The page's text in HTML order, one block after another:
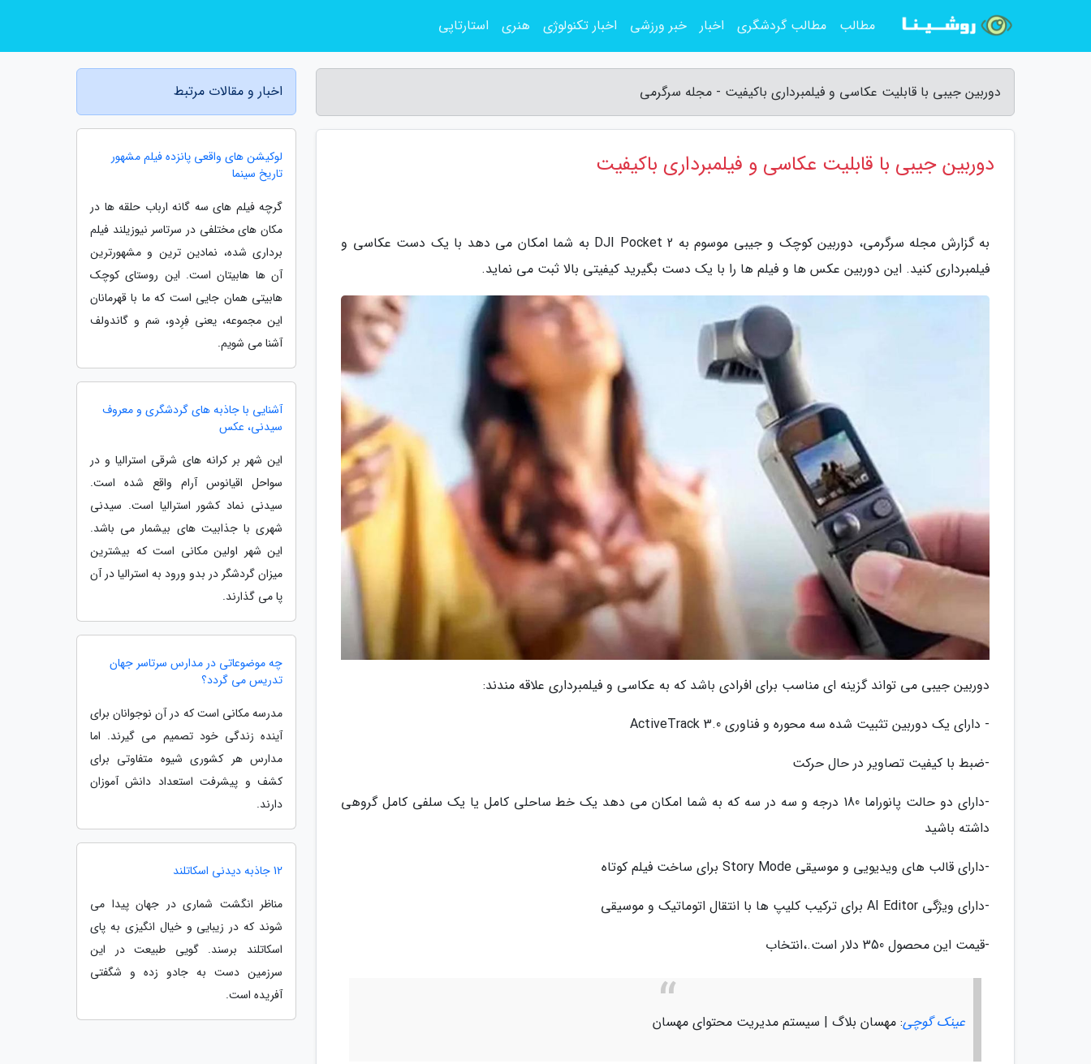
دوربین جیبی با قابلیت عکاسی و فیلمبرداری باکیفیت - مجله سرگرمی
دوربین جیبی با قابلیت عکاسی و فیلمبرداری باکیفیت
به گزارش مجله سرگرمی، دوربین کوچک و جیبی موسوم به DJI Pocket 2 به شما امکان می دهد با یک دست عکاسی و
فیلمبرداری کنید. این دوربین عکس ها و فیلم ها را با یک دست بگیرید کیفیتی بالا ثبت می نماید.
دوربین جیبی می تواند گزینه ای مناسب برای افرادی باشد که به عکاسی و فیلمبرداری علاقه مندند:
- دارای یک دوربین تثبیت شده سه محوره و فناوری ActiveTrack 3.0
-ضبط با کیفیت تصاویر در حال حرکت
-دارای دو حالت پانوراما 180 درجه و سه در سه که به شما امکان می دهد یک خط ساحلی کامل یا یک سلفی کامل گروهی
داشته باشید
-دارای قالب های ویدیویی و موسیقی Story Mode برای ساخت فیلم کوتاه
-دارای ویژگی AI Editor برای ترکیب کلیپ ها با انتقال اتوماتیک و موسیقی
-قیمت این محصول 350 دلار است.،انتخاب
عینک گوچی: مهسان بلاگ | سیستم مدیریت محتوای مهسان
اخبار و مقالات مرتبط
لوکیشن های واقعی پانزده فیلم مشهور
تاریخ سینما
گرچه فیلم های سه گانه ارباب حلقه ها در
مکان های مختلفی در سرتاسر نیوزیلند فیلم
برداری شده، نمادین ترین و مشهورترین
آن ها هابیتان است. این روستای کوچک
هابیتی همان جایی است که ما با قهرمانان
این مجموعه، یعنی فِرِدو، سَم و گاندولف
آشنا می شویم.
آشنایی با جاذبه های گردشگری و معروف
سیدنی، عکس
این شهر بر کرانه های شرقی استرالیا و در
سواحل اقیانوس آرام واقع شده است.
سیدنی نماد کشور استرالیا است. سیدنی
شهری با جذابیت های بیشمار می باشد.
این شهر اولین مکانی است که بیشترین
میزان گردشگر در بدو ورود به استرالیا در آن
پا می گذارند.
چه موضوعاتی در مدارس سرتاسر جهان
تدریس می گردد؟
مدرسه مکانی است که در آن نوجوانان برای
آینده زندگی خود تصمیم می گیرند. اما
مدارس هر کشوری شیوه متفاوتی برای
کشف و پیشرفت استعداد دانش آموزان
دارند.
12 جاذبه دیدنی اسکاتلند
مناظر انگشت شماری در جهان پیدا می
شوند که در زیبایی و خیال انگیزی به پای
اسکاتلند برسند. گویی طبیعت در این
سرزمین دست به جادو زده و شگفتی
آفریده است.
مطالب مطالب گردشگری اخبار خبر ورزشی اخبار تکنولوژی هنری استارتاپی